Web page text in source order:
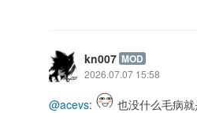
kn007 MOD
2026.07.07 15:58
@acevs: 也没什么毛病就